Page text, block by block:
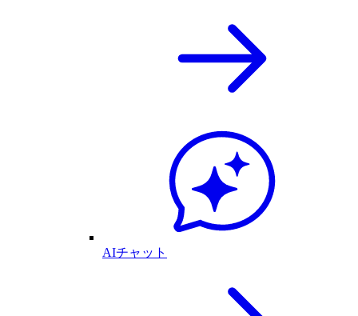
AIチャット